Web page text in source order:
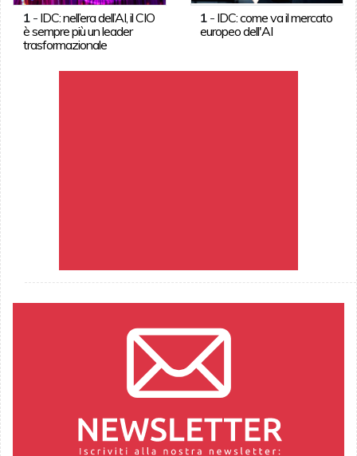
1- IDC: nell’era dell’AI, il CIO
è sempre più un leader
trasformazionale
1 - IDC: come va il mercato
europeo dell'AI